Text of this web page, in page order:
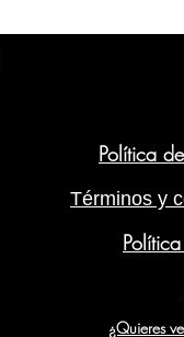
Política
Términos y
¿Quieres